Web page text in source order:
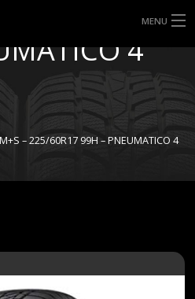
MENU
225/60R17
4
– 225/60R17 99H – PNEUMATICO 4